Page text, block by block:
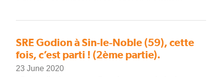
SRE Godion à Sin-le-Noble (59), cette
fois, c’est parti ! (2ème partie).
23 June 2020